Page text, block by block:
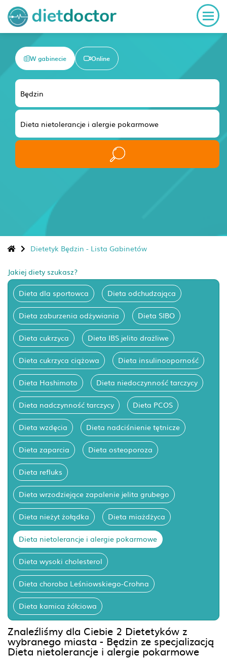
W gabinecie Online
Dietetyk Będzin - Lista Gabinetów
Jakiej diety szukasz?
Dieta dla sportowca Dieta odchudzająca
Dieta zaburzenia odżywiania Dieta SIBO
Dieta cukrzyca Dieta IBS jelito drażliwe
Dieta cukrzyca ciążowa Dieta insulinooporność
Dieta Hashimoto Dieta niedoczynność tarczycy
Dieta nadczynność tarczycy Dieta PCOS
Dieta wzdęcia Dieta nadciśnienie tętnicze
Dieta zaparcia Dieta osteoporoza
Dieta refluks
Dieta wrzodziejące zapalenie jelita grubego
Dieta nieżyt żołądka Dieta miażdżyca
Dieta nietolerancje i alergie pokarmowe
Dieta wysoki cholesterol
Dieta choroba Leśniowskiego-Crohna
Dieta kamica żółciowa
Znaleźliśmy dla Ciebie 2 Dietetyków z
wybranego miasta - Będzin ze specjalizacją
Dieta nietolerancje i alergie pokarmowe